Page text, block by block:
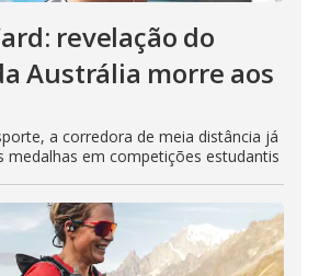
revelação do
Austrália morre aos
a corredora de meia distância já
medalhas em competições estudantis